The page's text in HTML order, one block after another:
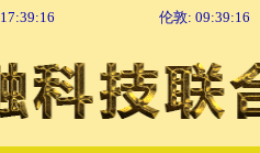
17:39:16 伦敦: 09:39:16